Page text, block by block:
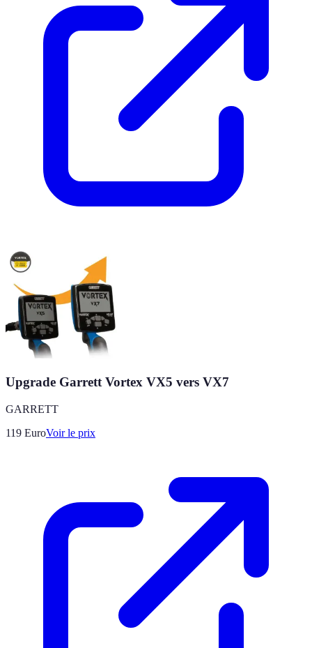
Upgrade Garrett Vortex VX5 vers VX7
GARRETT
119 EuroVoir le prix